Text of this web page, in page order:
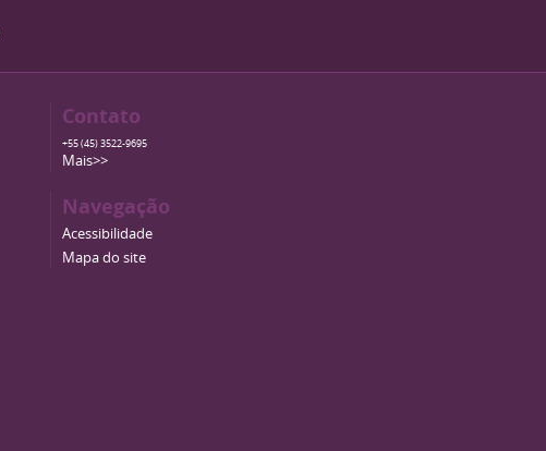
Contato
+55 (45) 3522-9695
Mais>>
Navegação
Acessibilidade
Mapa do site